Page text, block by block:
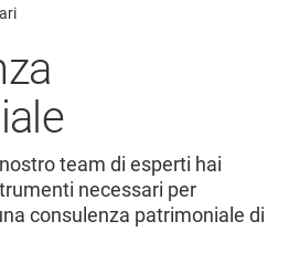
team di esperti hai
necessari per
consulenza patrimoniale di